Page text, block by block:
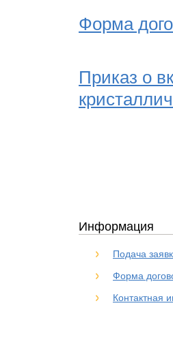
Форма
Приказ о
Информация
Подача
Форма
Контактная